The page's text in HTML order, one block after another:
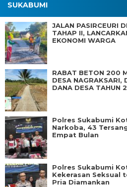
SUKABUMI
JALAN PASIRCEURI
TAHAP II,
EKONOMI WARGA
RABAT BETON 200
DESA NAGRAKSARI,
DANA DESA TAHUN
Polres Sukabumi
Narkoba, 43
Empat Bulan
Polres Sukabumi
Kekerasan Seksual
Pria Diamankan